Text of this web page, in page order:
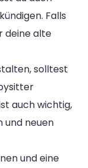
Falls
deine alte
solltest
auch wichtig,
und neuen
und eine